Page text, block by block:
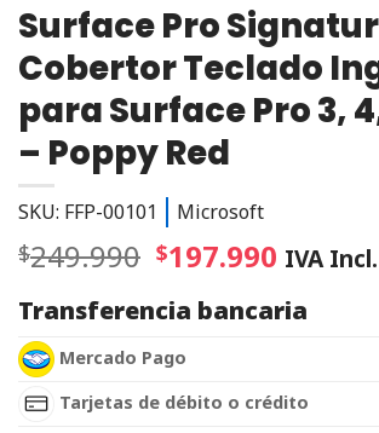
Surface Pro
Cobertor Teclado
para Surface Pro 3,
– Poppy Red
SKU: FFP-00101 Microsoft
$249.990 $197.990 IVA Incl.
Transferencia bancaria
Mercado Pago
Tarjetas de débito o crédito